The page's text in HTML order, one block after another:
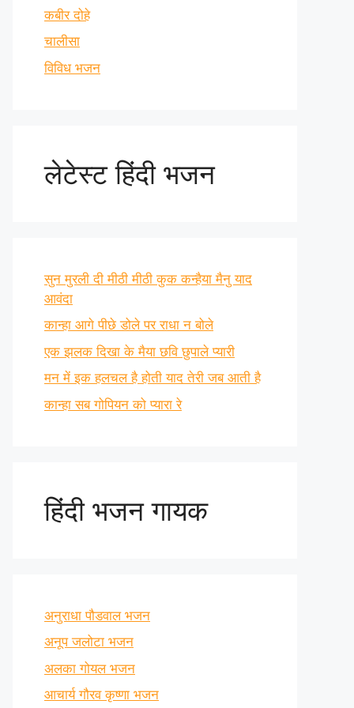
कबीर दोहे
चालीसा
विविध भजन
लेटेस्ट हिंदी भजन
सुन मुरली दी मीठी मीठी कुक कन्हैया मैनु याद
आवंदा
कान्हा आगे पीछे डोले पर राधा न बोले
एक झलक दिखा के मैया छवि छुपाले प्यारी
मन में इक हलचल है होती याद तेरी जब आती है
कान्हा सब गोपियन को प्यारा रे
हिंदी भजन गायक
अनुराधा पौडवाल भजन
अनूप जलोटा भजन
अलका गोयल भजन
आचार्य गौरव कृष्णा भजन